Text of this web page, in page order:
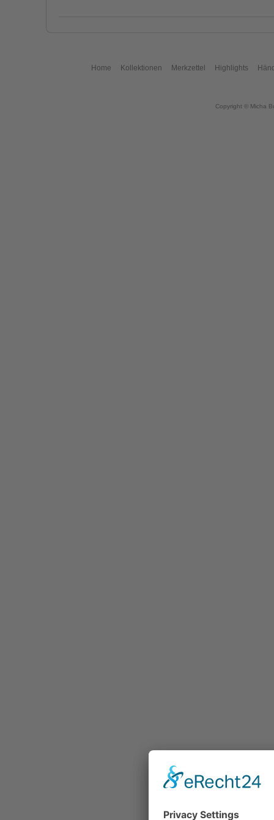
Home Kollektionen Merkzettel Highlights
Copyright © Micha